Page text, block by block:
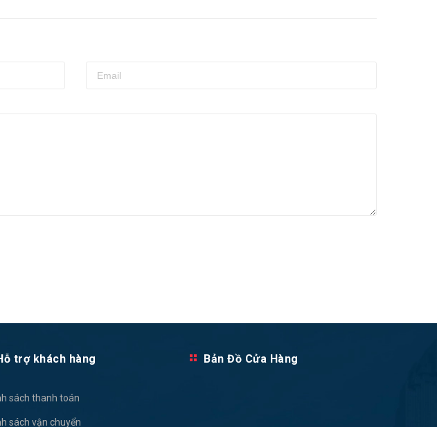
trợ khách hàng
sách thanh toán
sách vận chuyển
Bản Đồ Cửa Hàng